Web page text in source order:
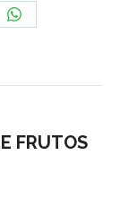
Compartir
FRUTOS